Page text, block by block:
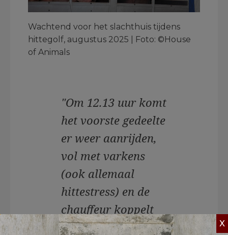
Wachtend voor het slachthuis tijdens
hittegolf, augustus 2025 | Foto: ©House
of Animals
"Om 12.13 uur komt
het voorste gedeelte
er weer aanrijden,
vol met varkens
(ook allemaal
hittestress) en de
chauffeur koppelt
het achterste
X